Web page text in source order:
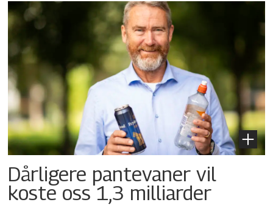
Dårligere pantevaner vil
koste oss 1,3 milliarder